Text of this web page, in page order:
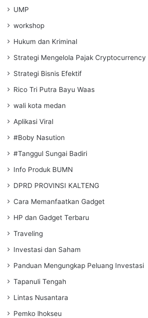
UMP
workshop
Hukum dan Kriminal
Strategi Mengelola Pajak Cryptocurrency
Strategi Bisnis Efektif
Rico Tri Putra Bayu Waas
wali kota medan
Aplikasi Viral
#Boby Nasution
#Tanggul Sungai Badiri
Info Produk BUMN
DPRD PROVINSI KALTENG
Cara Memanfaatkan Gadget
HP dan Gadget Terbaru
Traveling
Investasi dan Saham
Panduan Mengungkap Peluang Investasi
Tapanuli Tengah
Lintas Nusantara
Pemko lhokseu